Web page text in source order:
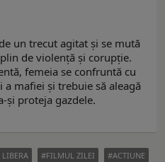
un trecut agitat și se mută
de violență și corupție.
femeia se confruntă cu
mafiei și trebuie să aleagă
și proteja gazdele.
LIBERA FILMUL ZILEI
ACTIUNE